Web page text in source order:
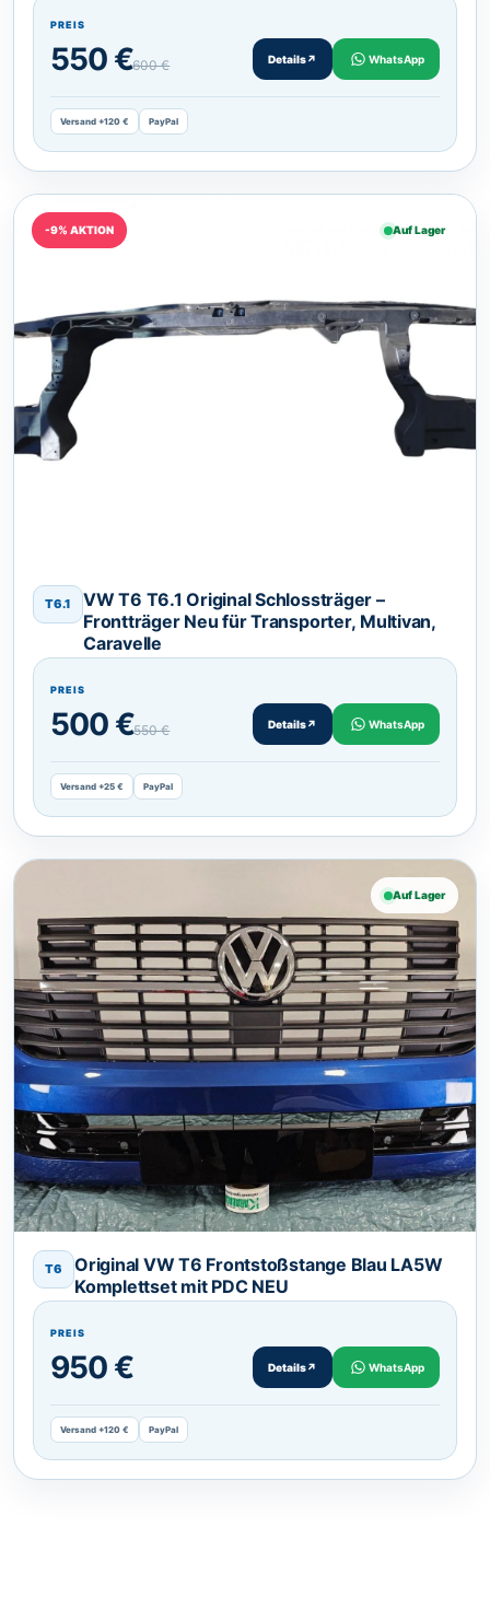
PREIS
550 €600 € Details↗ WhatsApp
Versand +120 € PayPal
-9% AKTION Auf Lager
T6.1
VW T6 T6.1 Original Schlossträger –
Frontträger Neu für Transporter, Multivan,
Caravelle
PREIS
500 €550 € Details↗ WhatsApp
Versand +25 € PayPal
Auf Lager
T6
Original VW T6 Frontstoßstange Blau LA5W
Komplettset mit PDC NEU
PREIS
950 € Details↗ WhatsApp
Versand +120 € PayPal